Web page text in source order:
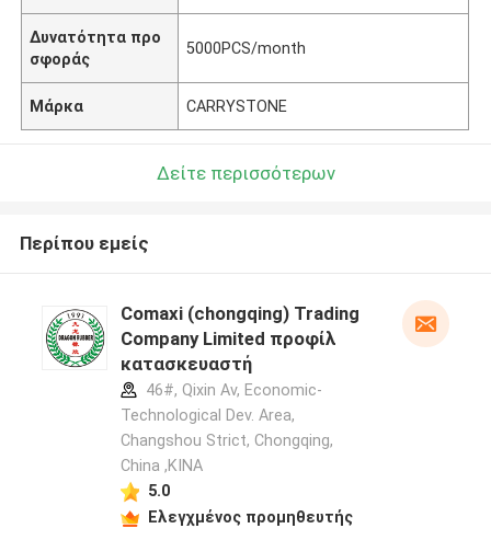
Δυνατότητα προ
σφοράς
5000PCS/month
Μάρκα CARRYSTONE
Δείτε περισσότερων
Περίπου εμείς
Comaxi (chongqing) Trading
Company Limited προφίλ
κατασκευαστή
46#, Qixin Av, Economic-
Technological Dev. Area,
Changshou Strict, Chongqing,
China ,ΚΙΝΑ
5.0
Ελεγχμένος προμηθευτής